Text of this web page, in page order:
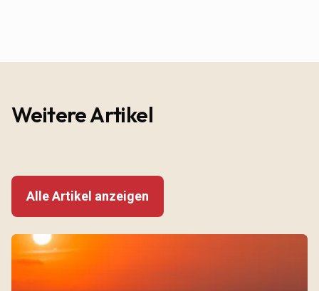
Weitere Artikel
Alle Artikel anzeigen